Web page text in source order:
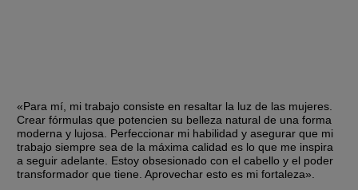
«Para mí, mi trabajo consiste en resaltar la luz de las mujeres.
Crear fórmulas que potencien su belleza natural de una forma
moderna y lujosa. Perfeccionar mi habilidad y asegurar que mi
trabajo siempre sea de la máxima calidad es lo que me inspira
a seguir adelante. Estoy obsesionado con el cabello y el poder
transformador que tiene. Aprovechar esto es mi fortaleza».